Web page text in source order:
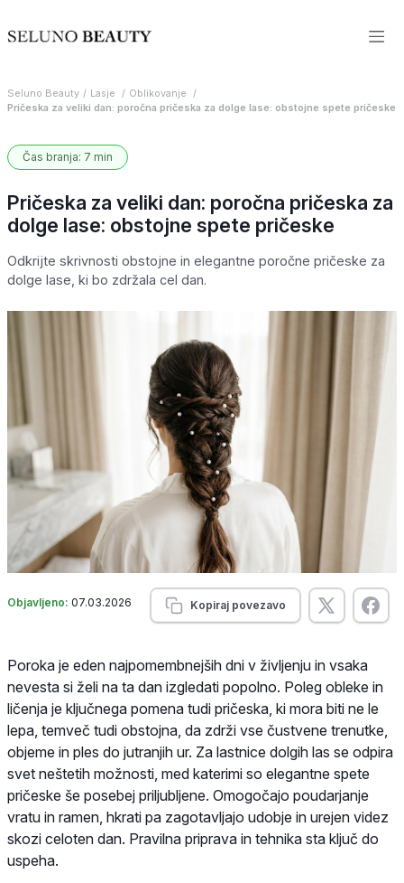
Seluno Beauty Lasje
Oblikovanje
Pričeska za veliki dan: poročna pričeska za dolge lase: obstojne spete pričeske
Čas branja: 7 min
Pričeska za veliki dan: poročna pričeska za
dolge lase: obstojne spete pričeske
Odkrijte skrivnosti obstojne in elegantne poročne pričeske za
dolge lase, ki bo zdržala cel dan.
Objavljeno: 07.03.2026 Kopiraj povezavo
Poroka je eden najpomembnejših dni v življenju in vsaka
nevesta si želi na ta dan izgledati popolno. Poleg obleke in
ličenja je ključnega pomena tudi pričeska, ki mora biti ne le
lepa, temveč tudi obstojna, da zdrži vse čustvene trenutke,
objeme in ples do jutranjih ur. Za lastnice dolgih las se odpira
svet neštetih možnosti, med katerimi so elegantne spete
pričeske še posebej priljubljene. Omogočajo poudarjanje
vratu in ramen, hkrati pa zagotavljajo udobje in urejen videz
skozi celoten dan. Pravilna priprava in tehnika sta ključ do
uspeha.